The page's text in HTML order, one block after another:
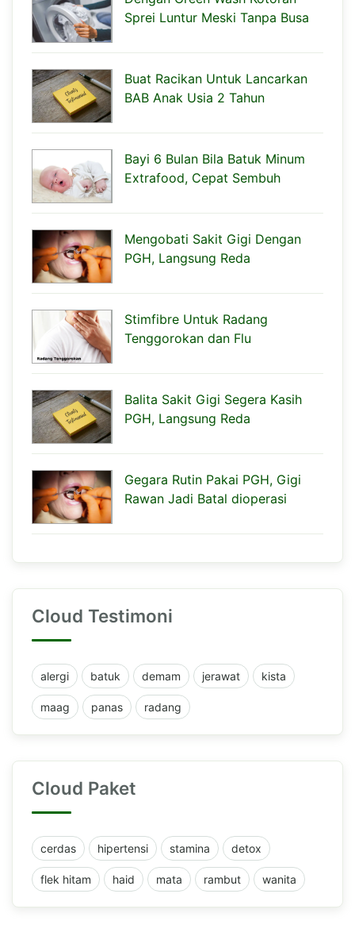
Sprei Luntur Meski Tanpa Busa
Buat Racikan Untuk Lancarkan
BAB Anak Usia 2 Tahun
Bayi 6 Bulan Bila Batuk Minum
Extrafood, Cepat Sembuh
Mengobati Sakit Gigi Dengan
PGH, Langsung Reda
Stimfibre Untuk Radang
Tenggorokan dan Flu
Balita Sakit Gigi Segera Kasih
PGH, Langsung Reda
Gegara Rutin Pakai PGH, Gigi
Rawan Jadi Batal dioperasi
Cloud Testimoni
alergi batuk demam jerawat kista
maag panas radang
Cloud Paket
cerdas hipertensi stamina detox
flek hitam haid mata rambut wanita